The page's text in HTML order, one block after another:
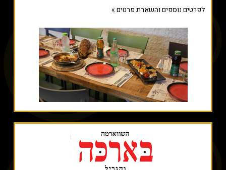
לפרטים נוספים והשארת פרטים »